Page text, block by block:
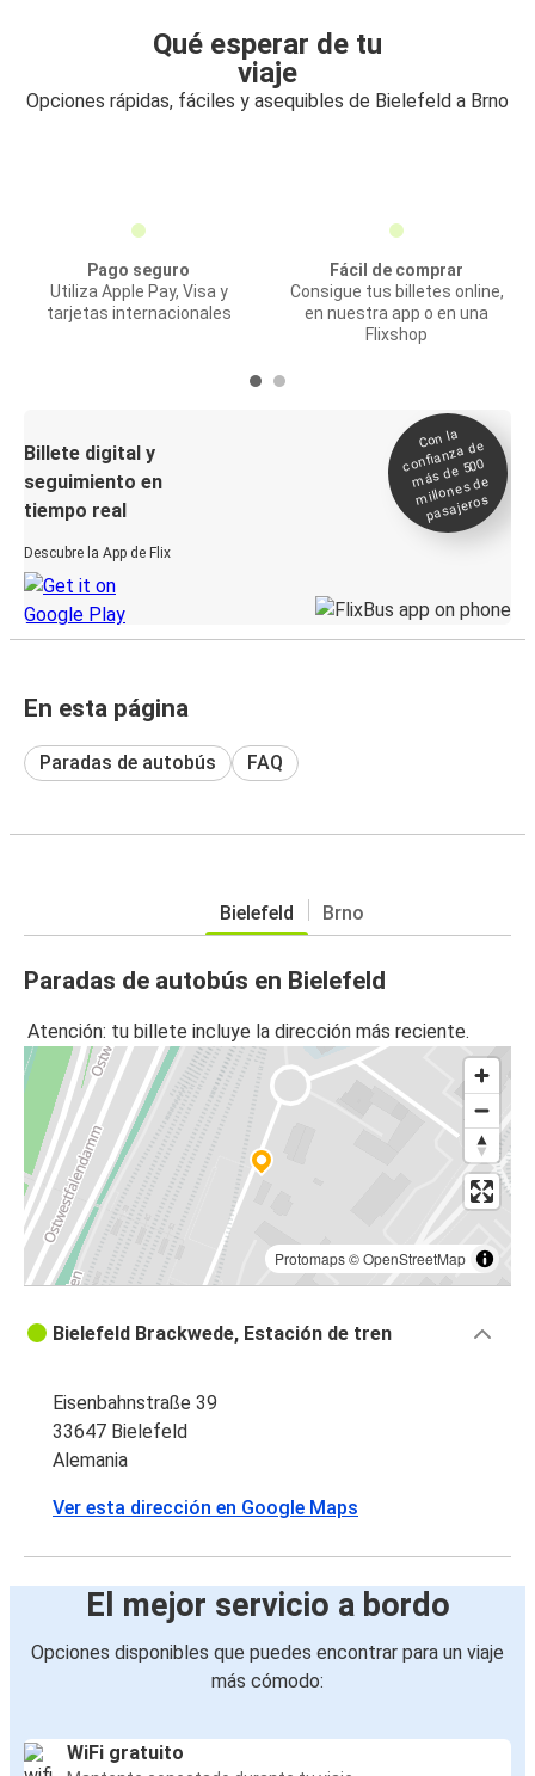
Qué esperar de tu
viaje
Opciones rápidas, fáciles y asequibles de Bielefeld a Brno
Pago seguro
Utiliza Apple Pay, Visa y
tarjetas internacionales
Fácil de comprar
Consigue tus billetes online,
en nuestra app o en una
Flixshop
Billete digital y
seguimiento en
tiempo real
Descubre la App de Flix
Con la
confianza de
más de 500
millones de
pasajeros
En esta página
Paradas de autobús FAQ
Bielefeld Brno
Paradas de autobús en Bielefeld
Atención: tu billete incluye la dirección más reciente.
Protomaps©OpenStreetMap
Bielefeld Brackwede, Estación de tren
Eisenbahnstraße 39
33647 Bielefeld
Alemania
Ver esta dirección en Google Maps
El mejor servicio a bordo
Opciones disponibles que puedes encontrar para un viaje
más cómodo:
WiFi gratuito